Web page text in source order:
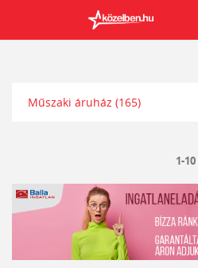
Műszaki áruház (165)
1-10